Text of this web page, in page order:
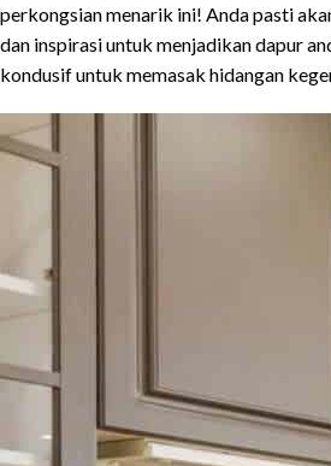
perkongsian menarik ini! Anda pasti
dan inspirasi untuk menjadikan dapur
kondusif untuk memasak hidangan